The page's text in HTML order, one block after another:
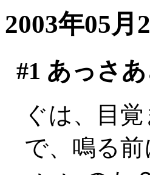
2003年05月
#1 あっさ
ぐは、目
で、鳴る